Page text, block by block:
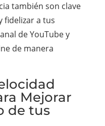
también son clave
fidelizar a tus
de YouTube y
de manera
Mejorar
de tus